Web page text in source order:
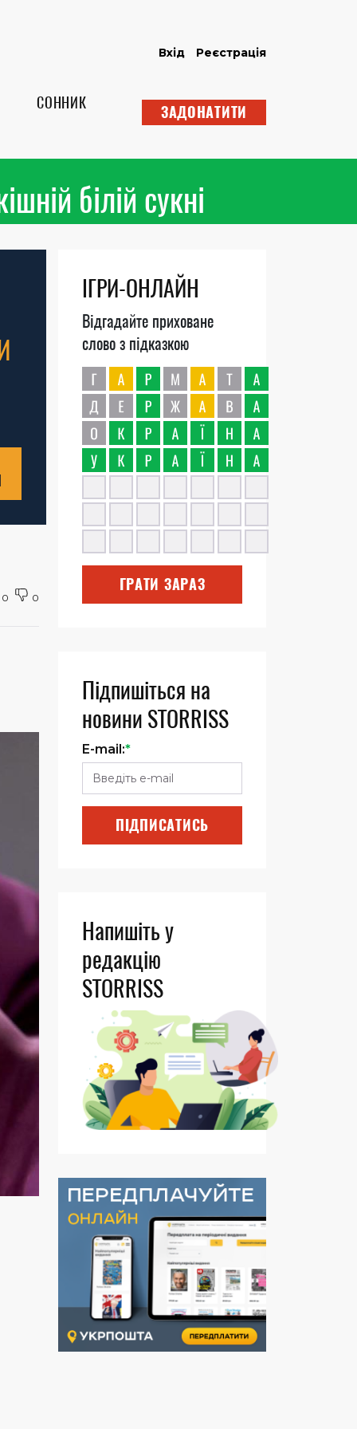
Вхід Реєстрація
СОННИК ЗАДОНАТИТИ
білій сукні
0 0
ІГРИ-ОНЛАЙН
Відгадайте приховане
слово з підказкою
ГРАТИ ЗАРАЗ
Підпишіться на
новини STORRISS
E-mail:*
ПІДПИСАТИСЬ
Напишіть у
редакцію
STORRISS